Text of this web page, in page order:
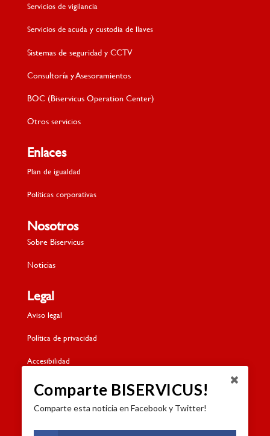
Servicios de vigilancia
Servicios de acuda y custodia de llaves
Sistemas de seguridad y CCTV
Consultoría y Asesoramientos
BOC (Biservicus Operation Center)
Otros servicios
Enlaces
Plan de igualdad
Políticas corporativas
Nosotros
Sobre Biservicus
Noticias
Legal
Aviso legal
Política de privacidad
Accesibilidad
Política de cookies
Contacto
Comparte BISERVICUS!
Comparte esta noticia en Facebook y Twitter!